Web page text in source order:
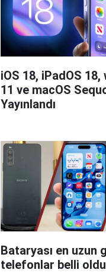
iOS 18, iPadOS 18,
11 ve macOS
Yayınlandı
Bataryası en uzun
telefonlar belli oldu